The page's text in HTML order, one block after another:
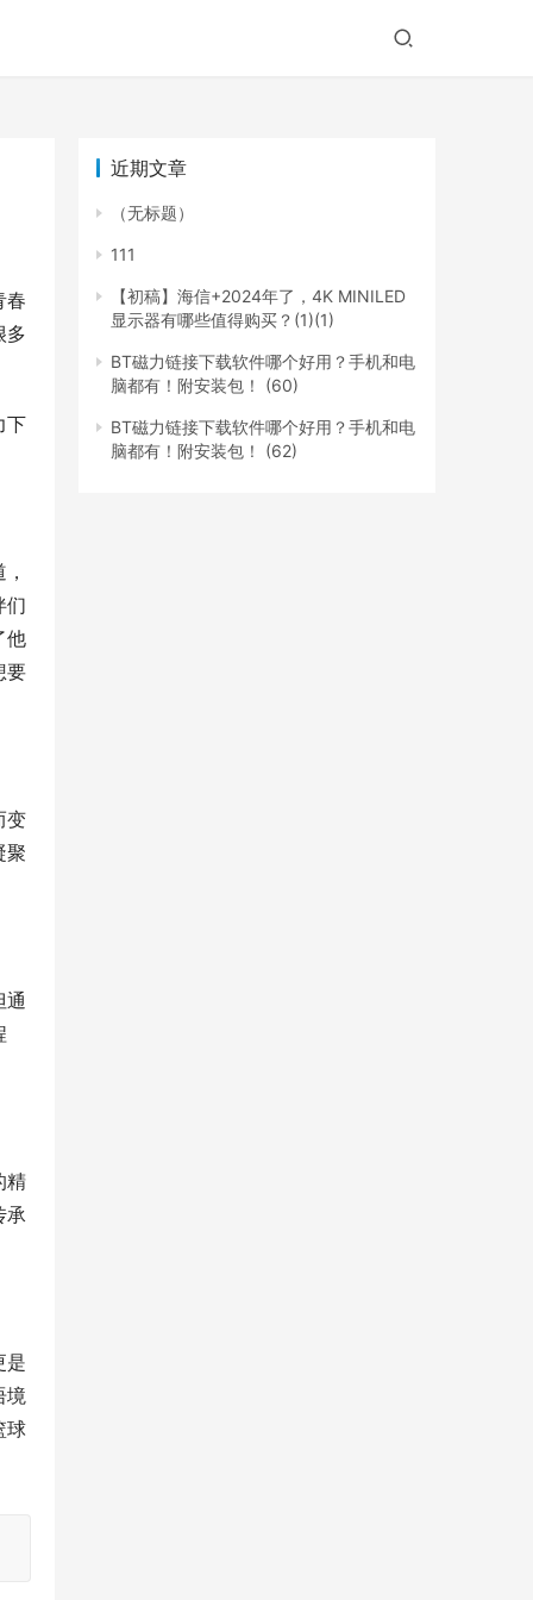
春
多
下
们
他
要
变
聚
通
精
承
是
境
球
近期文章
（无标题）
111
【初稿】海信+2024年了，4K MINILED
显示器有哪些值得购买？(1)(1)
BT磁力链接下载软件哪个好用？手机和电
脑都有！附安装包！ (60)
BT磁力链接下载软件哪个好用？手机和电
脑都有！附安装包！ (62)